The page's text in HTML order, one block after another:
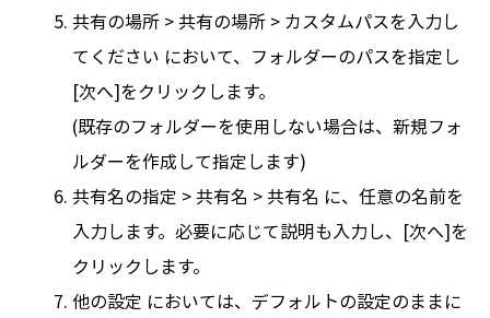
共有の場所 > 共有の場所 > カスタムパスを入力し
てください において、フォルダーのパスを指定し
[次へ]をクリックします。
(既存のフォルダーを使用しない場合は、新規フォ
ルダーを作成して指定します)
共有名の指定 > 共有名 > 共有名 に、任意の名前を
入力します。必要に応じて説明も入力し、[次へ]を
クリックします。
他の設定 においては、デフォルトの設定のままに